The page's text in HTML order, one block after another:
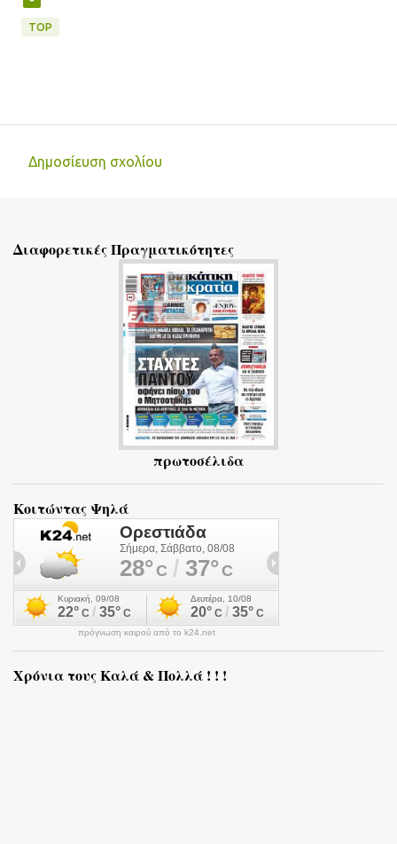
TOP
λ
Δημοσίευση σχολίου
Διαφορετικές Πραγματικότητες
πρωτοσέλιδα
Κοιτώντας Ψηλά
πρόγνωση καιρού από το k24.net
Χρόνια τους Καλά & Πολλά ! ! !